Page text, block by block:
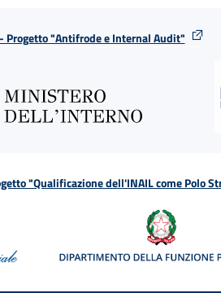
Progetto "Antifrode e Internal Audit"
"Qualificazione dell'INAIL come Polo